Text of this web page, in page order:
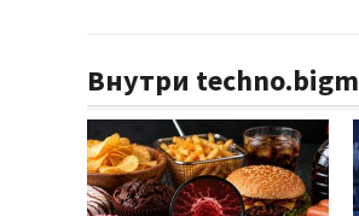
Внутри